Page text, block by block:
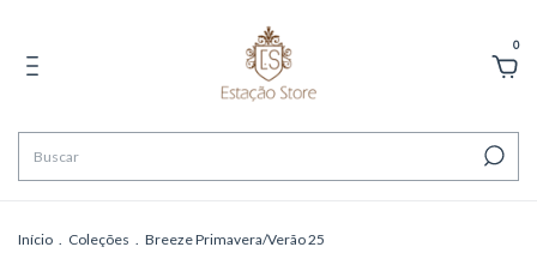
0
Início . Coleções . Breeze Primavera/Verão 25